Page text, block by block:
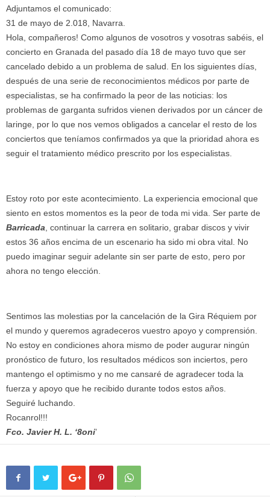
Adjuntamos el comunicado:
31 de mayo de 2.018, Navarra.
Hola, compañeros! Como algunos de vosotros y vosotras sabéis, el
concierto en Granada del pasado día 18 de mayo tuvo que ser
cancelado debido a un problema de salud. En los siguientes días,
después de una serie de reconocimientos médicos por parte de
especialistas, se ha confirmado la peor de las noticias: los
problemas de garganta sufridos vienen derivados por un cáncer de
laringe, por lo que nos vemos obligados a cancelar el resto de los
conciertos que teníamos confirmados ya que la prioridad ahora es
seguir el tratamiento médico prescrito por los especialistas.
Estoy roto por este acontecimiento. La experiencia emocional que
siento en estos momentos es la peor de toda mi vida. Ser parte de
Barricada , continuar la carrera en solitario, grabar discos y vivir
estos 36 años encima de un escenario ha sido mi obra vital. No
puedo imaginar seguir adelante sin ser parte de esto, pero por
ahora no tengo elección.
Sentimos las molestias por la cancelación de la Gira Réquiem por
el mundo y queremos agradeceros vuestro apoyo y comprensión.
No estoy en condiciones ahora mismo de poder augurar ningún
pronóstico de futuro, los resultados médicos son inciertos, pero
mantengo el optimismo y no me cansaré de agradecer toda la
fuerza y apoyo que he recibido durante todos estos años.
Seguiré luchando.
Rocanrol!!!
Fco. Javier H. L. ‘8oni’